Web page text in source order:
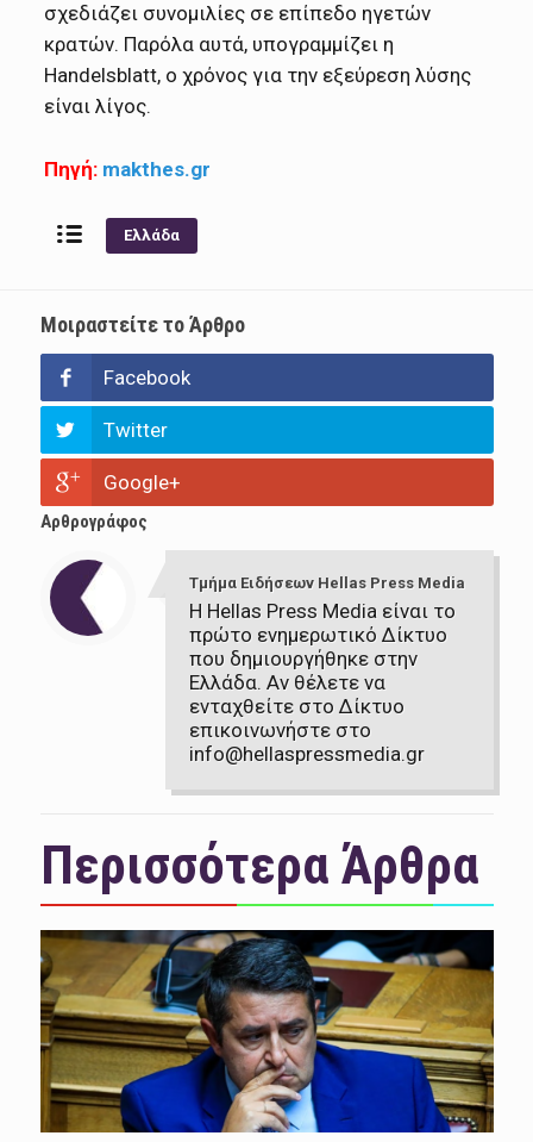
σχεδιάζει συνομιλίες σε επίπεδο ηγετών
κρατών. Παρόλα αυτά, υπογραμμίζει η
Handelsblatt, ο χρόνος για την εξεύρεση λύσης
είναι λίγος.
Πηγή: makthes.gr
Ελλάδα
Μοιραστείτε το Άρθρο
Facebook
Twitter
Google+
Αρθρογράφος
Τμήμα Ειδήσεων Hellas Press Media
Η Hellas Press Media είναι το
πρώτο ενημερωτικό Δίκτυο
που δημιουργήθηκε στην
Ελλάδα. Αν θέλετε να
ενταχθείτε στο Δίκτυο
επικοινωνήστε στο
info@hellaspressmedia.gr
Περισσότερα Άρθρα